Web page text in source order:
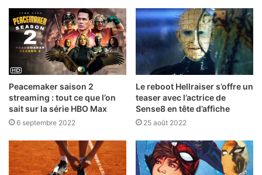
Peacemaker saison 2
streaming : tout ce que l’on
sait sur la série HBO Max
6 septembre 2022
Le reboot Hellraiser s’offre un
teaser avec l’actrice de
Sense8 en tête d’affiche
25 août 2022